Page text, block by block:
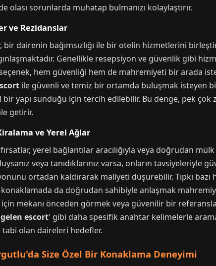
olası sorunlarda muhatap bulmanızı kolaylaştırır.
ve Rezidanslar
bir dairenin bağımsızlığı ile bir otelin hizmetlerini
Genellikle resepsiyon ve güvenlik gibi
hem güvenliği hem de mahremiyeti bir arada
ile güvenli ve temiz bir ortamda buluşmak isteyen
bir yapı sunduğu için tercih edilebilir. Bu denge, pek
getirir.
ve Yerel Ağlar
yerel bağlantılar aracılığıyla veya doğrudan
veya tanıdıklarınız varsa, onların
ortadan kaldırarak maliyeti düşürebilir. Tıpkı
da doğrudan sahibiyle anlaşmak
mekanı önceden görmek veya güvenilir bir
escort' gibi daha spesifik anahtar kelimelerle
olan daireleri hedefler.
Size Özel Bir Konaklama Deneyimi